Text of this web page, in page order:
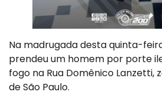
Na madrugada desta quinta-
prendeu um homem por porte
fogo na Rua Domênico Lanzetti,
de São Paulo.